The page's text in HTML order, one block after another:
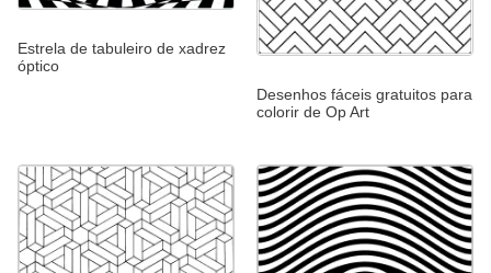
Estrela de tabuleiro de xadrez
óptico
Desenhos fáceis gratuitos para
colorir de Op Art